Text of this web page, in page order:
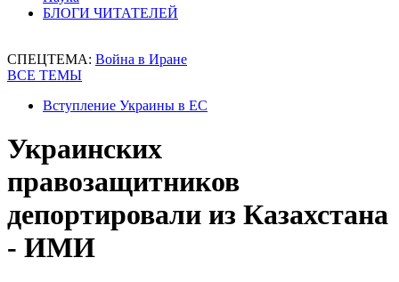
БЛОГИ ЧИТАТЕЛЕЙ
СПЕЦТЕМА: Война в Иране
ВСЕ ТЕМЫ
Вступление Украины в ЕС
Украинских
правозащитников
депортировали из Казахстана
- ИМИ